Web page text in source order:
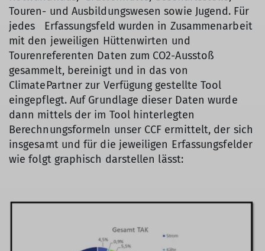
Touren- und Ausbildungswesen sowie Jugend. Für
jedes Erfassungsfeld wurden in Zusammenarbeit
mit den jeweiligen Hüttenwirten und
Tourenreferenten Daten zum CO2-Ausstoß
gesammelt, bereinigt und in das von
ClimatePartner zur Verfügung gestellte Tool
eingepflegt. Auf Grundlage dieser Daten wurde
dann mittels der im Tool hinterlegten
Berechnungsformeln unser CCF ermittelt, der sich
insgesamt und für die jeweiligen Erfassungsfelder
wie folgt graphisch darstellen lässt: